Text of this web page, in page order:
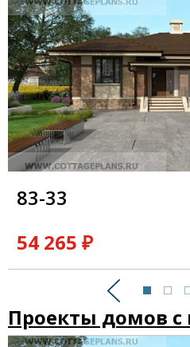
83-33
54 265 ₽
Проекты домов